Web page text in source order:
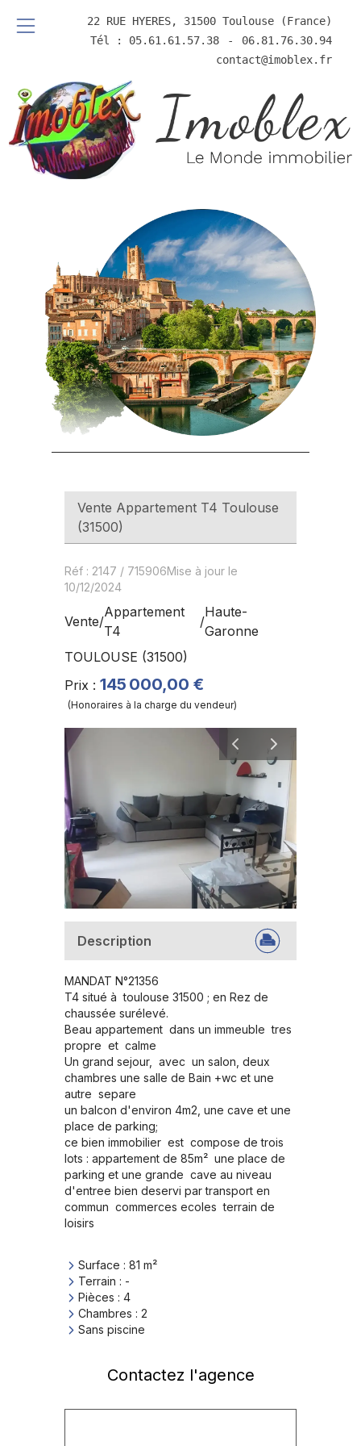
22 RUE HYERES, 31500 Toulouse (France)
Tél : 05.61.61.57.38 ⠀-⠀ 06.81.76.30.94
contact@imoblex.fr
Vente Appartement T4 Toulouse
(31500)
Réf : 2147 / 715906Mise à jour le
10/12/2024
Vente/
Appartement
T4
/
Haute-
Garonne
TOULOUSE (31500)
Prix : 145 000,00 €
(Honoraires à la charge du vendeur)
Description
MANDAT N°21356
T4 situé à  toulouse 31500 ; en Rez de
chaussée surélevé.
Beau appartement  dans un immeuble  tres
propre  et  calme
Un grand sejour,  avec  un salon, deux
chambres une salle de Bain +wc et une
autre  separe
un balcon d'environ 4m2, une cave et une
place de parking;
ce bien immobilier  est  compose de trois
lots : appartement de 85m²  une place de
parking et une grande  cave au niveau
d'entree bien deservi par transport en
commun  commerces ecoles  terrain de
loisirs
Surface : 81 m²
Terrain : -
Pièces : 4
Chambres : 2
Sans piscine
Contactez l'agence